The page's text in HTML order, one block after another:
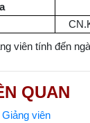
viên tính đến
QUAN
viên